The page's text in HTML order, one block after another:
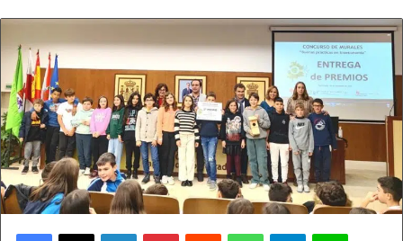
Facebook
X LinkedInPinterestReddit WhatsAppTelegramLine